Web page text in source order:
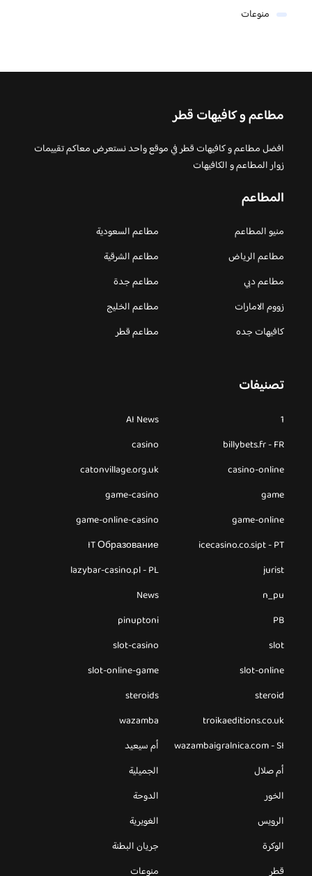
منوعات
مطاعم و كافيهات قطر
افضل مطاعم و كافيهات قطر في موقع واحد نستعرض معاكم تقييمات
زوار المطاعم و الكافيهات
المطاعم
منيو المطاعم
مطاعم السعودية
مطاعم الرياض
مطاعم الشرقية
مطاعم دبي
مطاعم جدة
زووم الامارات
مطاعم الخليج
كافيهات جده
مطاعم قطر
تصنيفات
1
AI News
billybets.fr - FR
casino
casino-online
catonvillage.org.uk
game
game-casino
game-online
game-online-casino
icecasino.co.sipt - PT
IT Образование
jurist
lazybar-casino.pl - PL
n_pu
News
PB
pinuptoni
slot
slot-casino
slot-online
slot-online-game
steroid
steroids
troikaeditions.co.uk
wazamba
wazambaigralnica.com - SI
أم سيعيد
أم صلال
الجميلية
الخور
الدوحة
الرويس
الغويرية
الوكرة
جريان البطنة
قطر
منوعات